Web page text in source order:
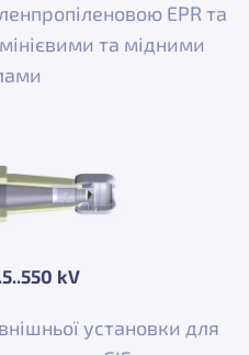
EPR та
та мідними
kV
установки для